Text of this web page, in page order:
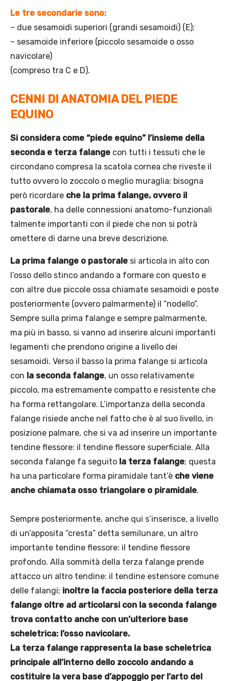
Le tre secondarie sono:
– due sesamoidi superiori (grandi sesamoidi) (E);
– sesamoide inferiore (piccolo sesamoide o osso
navicolare)
(compreso tra C e D).
CENNI DI ANATOMIA DEL PIEDE
EQUINO
Si considera come “piede equino” l’insieme della
seconda e terza falange con tutti i tessuti che le
circondano compresa la scatola cornea che riveste il
tutto ovvero lo zoccolo o meglio muraglia; bisogna
però ricordare che la prima falange, ovvero il
pastorale, ha delle connessioni anatomo-funzionali
talmente importanti con il piede che non si potrà
omettere di darne una breve descrizione.
La prima falange o pastorale si articola in alto con
l’osso dello stinco andando a formare con questo e
con altre due piccole ossa chiamate sesamoidi e poste
posteriormente (ovvero palmarmente) il “nodello”.
Sempre sulla prima falange e sempre palmarmente,
ma più in basso, si vanno ad inserire alcuni importanti
legamenti che prendono origine a livello dei
sesamoidi. Verso il basso la prima falange si articola
con la seconda falange, un osso relativamente
piccolo, ma estremamente compatto e resistente che
ha forma rettangolare. L’importanza della seconda
falange risiede anche nel fatto che è al suo livello, in
posizione palmare, che si va ad inserire un importante
tendine flessore: il tendine flessore superficiale. Alla
seconda falange fa seguito la terza falange; questa
ha una particolare forma piramidale tant’è che viene
anche chiamata osso triangolare o piramidale.
Sempre posteriormente, anche qui s’inserisce, a livello
di un’apposita “cresta” detta semilunare, un altro
importante tendine flessore: il tendine flessore
profondo. Alla sommità della terza falange prende
attacco un altro tendine: il tendine estensore comune
delle falangi; inoltre la faccia posteriore della terza
falange oltre ad articolarsi con la seconda falange
trova contatto anche con un’ulteriore base
scheletrica: l’osso navicolare.
La terza falange rappresenta la base scheletrica
principale all’interno dello zoccolo andando a
costituire la vera base d’appoggio per l’arto del